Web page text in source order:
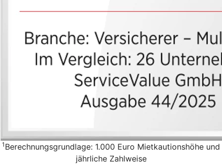
1 Berechnungsgrundlage: 1.000 Euro Mietkautionshöhe und
jährliche Zahlweise